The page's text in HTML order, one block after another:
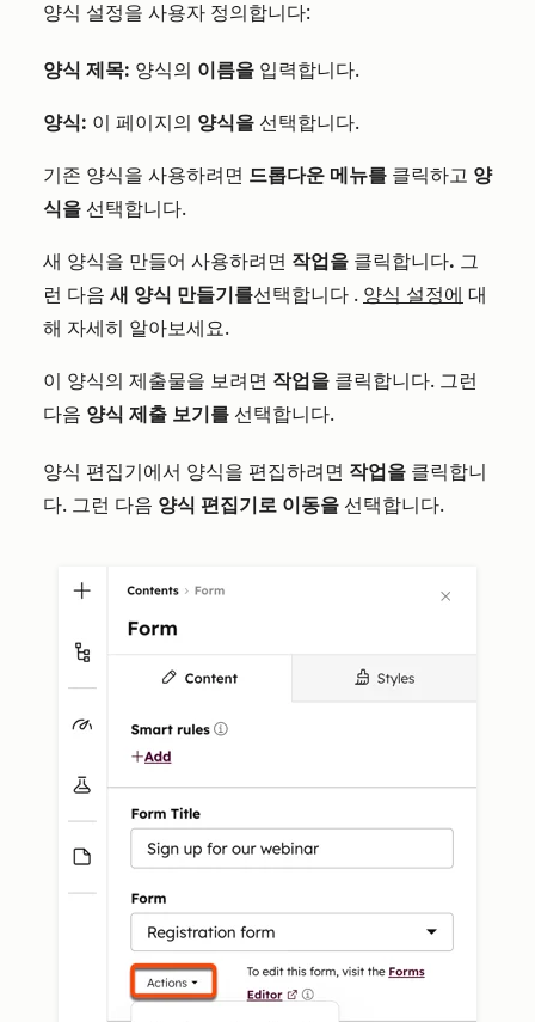
양식 설정을 사용자 정의합니다:
양식 제목: 양식의 이름을 입력합니다.
양식: 이 페이지의 양식을 선택합니다.
기존 양식을 사용하려면 드롭다운 메뉴를 클릭하고 양
식을 선택합니다.
새 양식을 만들어 사용하려면 작업을 클릭합니다. 그
런 다음 새 양식 만들기를선택합니다 . 양식 설정에 대
해 자세히 알아보세요.
이 양식의 제출물을 보려면 작업을 클릭합니다. 그런
다음 양식 제출 보기를 선택합니다.
양식 편집기에서 양식을 편집하려면 작업을 클릭합니
다. 그런 다음 양식 편집기로 이동을 선택합니다.